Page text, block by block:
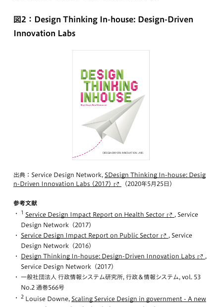
図2：Design Thinking In-house: Design-Driven
Innovation Labs
出典：Service Design Network, SDesign Thinking In-house: Desig
n-Driven Innovation Labs (2017)
（2020年5月25日）
参考文献
1 Service Design Impact Report on Health Sector
, Service
Design Network（2017）
Service Design Impact Report on Public Sector
, Service
Design Network（2016）
Design Thinking In-house: Design-Driven Innovation Labs
Service Design Network（2017）
一般社団法人 行政情報システム研究所, 行政＆情報システム, vol. 53
No.2 通巻566号
2Louise Downe, Scaling Service Design in government - A new